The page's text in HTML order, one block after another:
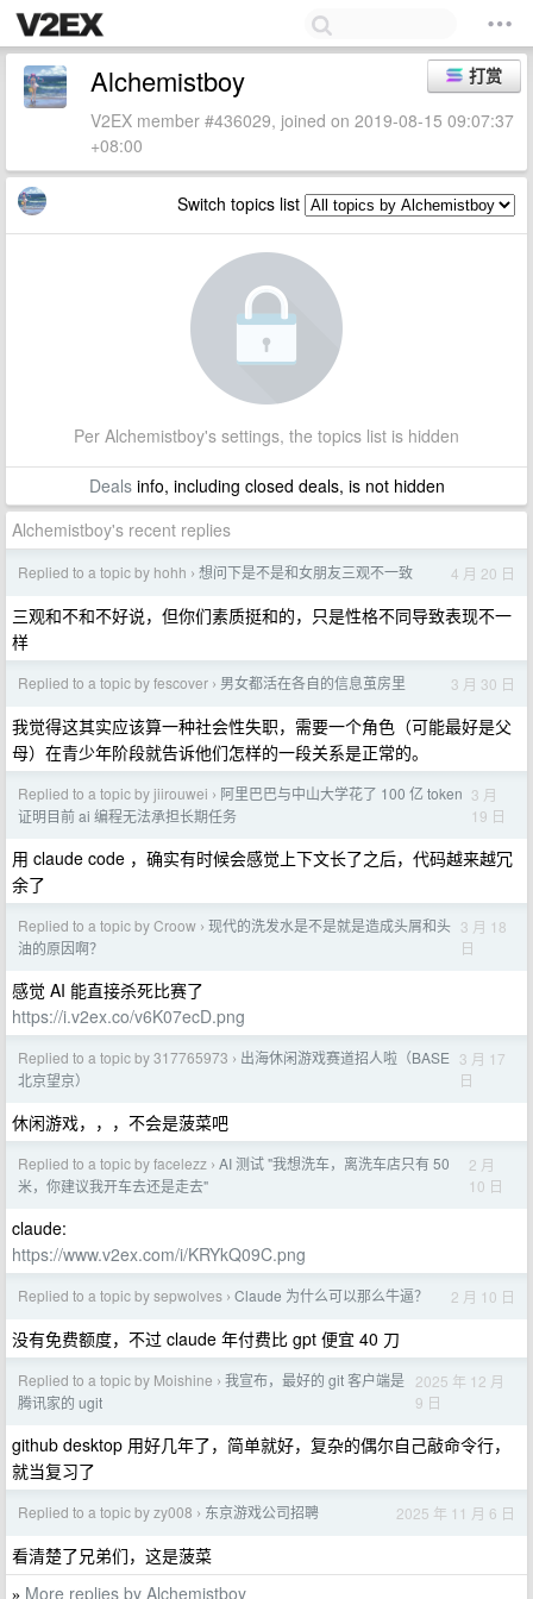
打赏
Alchemistboy
V2EX member #436029, joined on 2019-08-15 09:07:37
+08:00
Switch topics list
Per Alchemistboy's settings, the topics list is hidden
Dealsinfo, including closed deals, is not hidden
Alchemistboy's recent replies
Replied to a topic by hohh › 想问下是不是和女朋友三观不一致 4 月 20 日
三观和不和不好说，但你们素质挺和的，只是性格不同导致表现不一
样
Replied to a topic by fescover › 男女都活在各自的信息茧房里 3 月 30 日
我觉得这其实应该算一种社会性失职，需要一个角色（可能最好是父
母）在青少年阶段就告诉他们怎样的一段关系是正常的。
Replied to a topic by jiirouwei › 阿里巴巴与中山大学花了 100 亿 token
证明目前 ai 编程无法承担长期任务
3 月
19 日
用 claude code ，确实有时候会感觉上下文长了之后，代码越来越冗
余了
Replied to a topic by Croow › 现代的洗发水是不是就是造成头屑和头
油的原因啊？
3 月 18
日
感觉 AI 能直接杀死比赛了
https://i.v2ex.co/v6K07ecD.png
Replied to a topic by 317765973 › 出海休闲游戏赛道招人啦（BASE
北京望京）
3 月 17
日
休闲游戏，，，不会是菠菜吧
Replied to a topic by facelezz › AI 测试 "我想洗车，离洗车店只有 50
米，你建议我开车去还是走去"
2 月
10 日
claude:
https://www.v2ex.com/i/KRYkQ09C.png
Replied to a topic by sepwolves › Claude 为什么可以那么牛逼？ 2 月 10 日
没有免费额度，不过 claude 年付费比 gpt 便宜 40 刀
Replied to a topic by Moishine › 我宣布，最好的 git 客户端是
腾讯家的 ugit
2025 年 12 月
9 日
github desktop 用好几年了，简单就好，复杂的偶尔自己敲命令行，
就当复习了
Replied to a topic by zy008 › 东京游戏公司招聘 2025 年 11 月 6 日
看清楚了兄弟们，这是菠菜
» More replies by Alchemistboy